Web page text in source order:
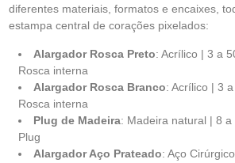
diferentes materiais, formatos e encaixes,
estampa central de corações pixelados:
Alargador Rosca Preto: Acrílico | 3 a
Rosca interna
Alargador Rosca Branco: Acrílico | 3
Rosca interna
Plug de Madeira: Madeira natural | 8
Plug
Alargador Aço Prateado: Aço